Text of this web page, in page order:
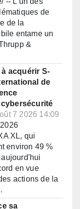
de
de la
entame un
&
acquérir S-
de
7 2026 14:09
XL, qui
environ 49 %
en vue
actions de la
sa